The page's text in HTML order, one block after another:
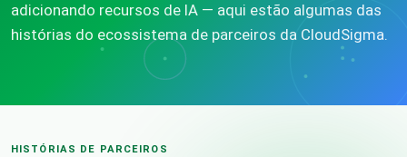
adicionando recursos de IA — aqui estão algumas das
histórias do ecossistema de parceiros da CloudSigma.
HISTÓRIAS DE PARCEIROS